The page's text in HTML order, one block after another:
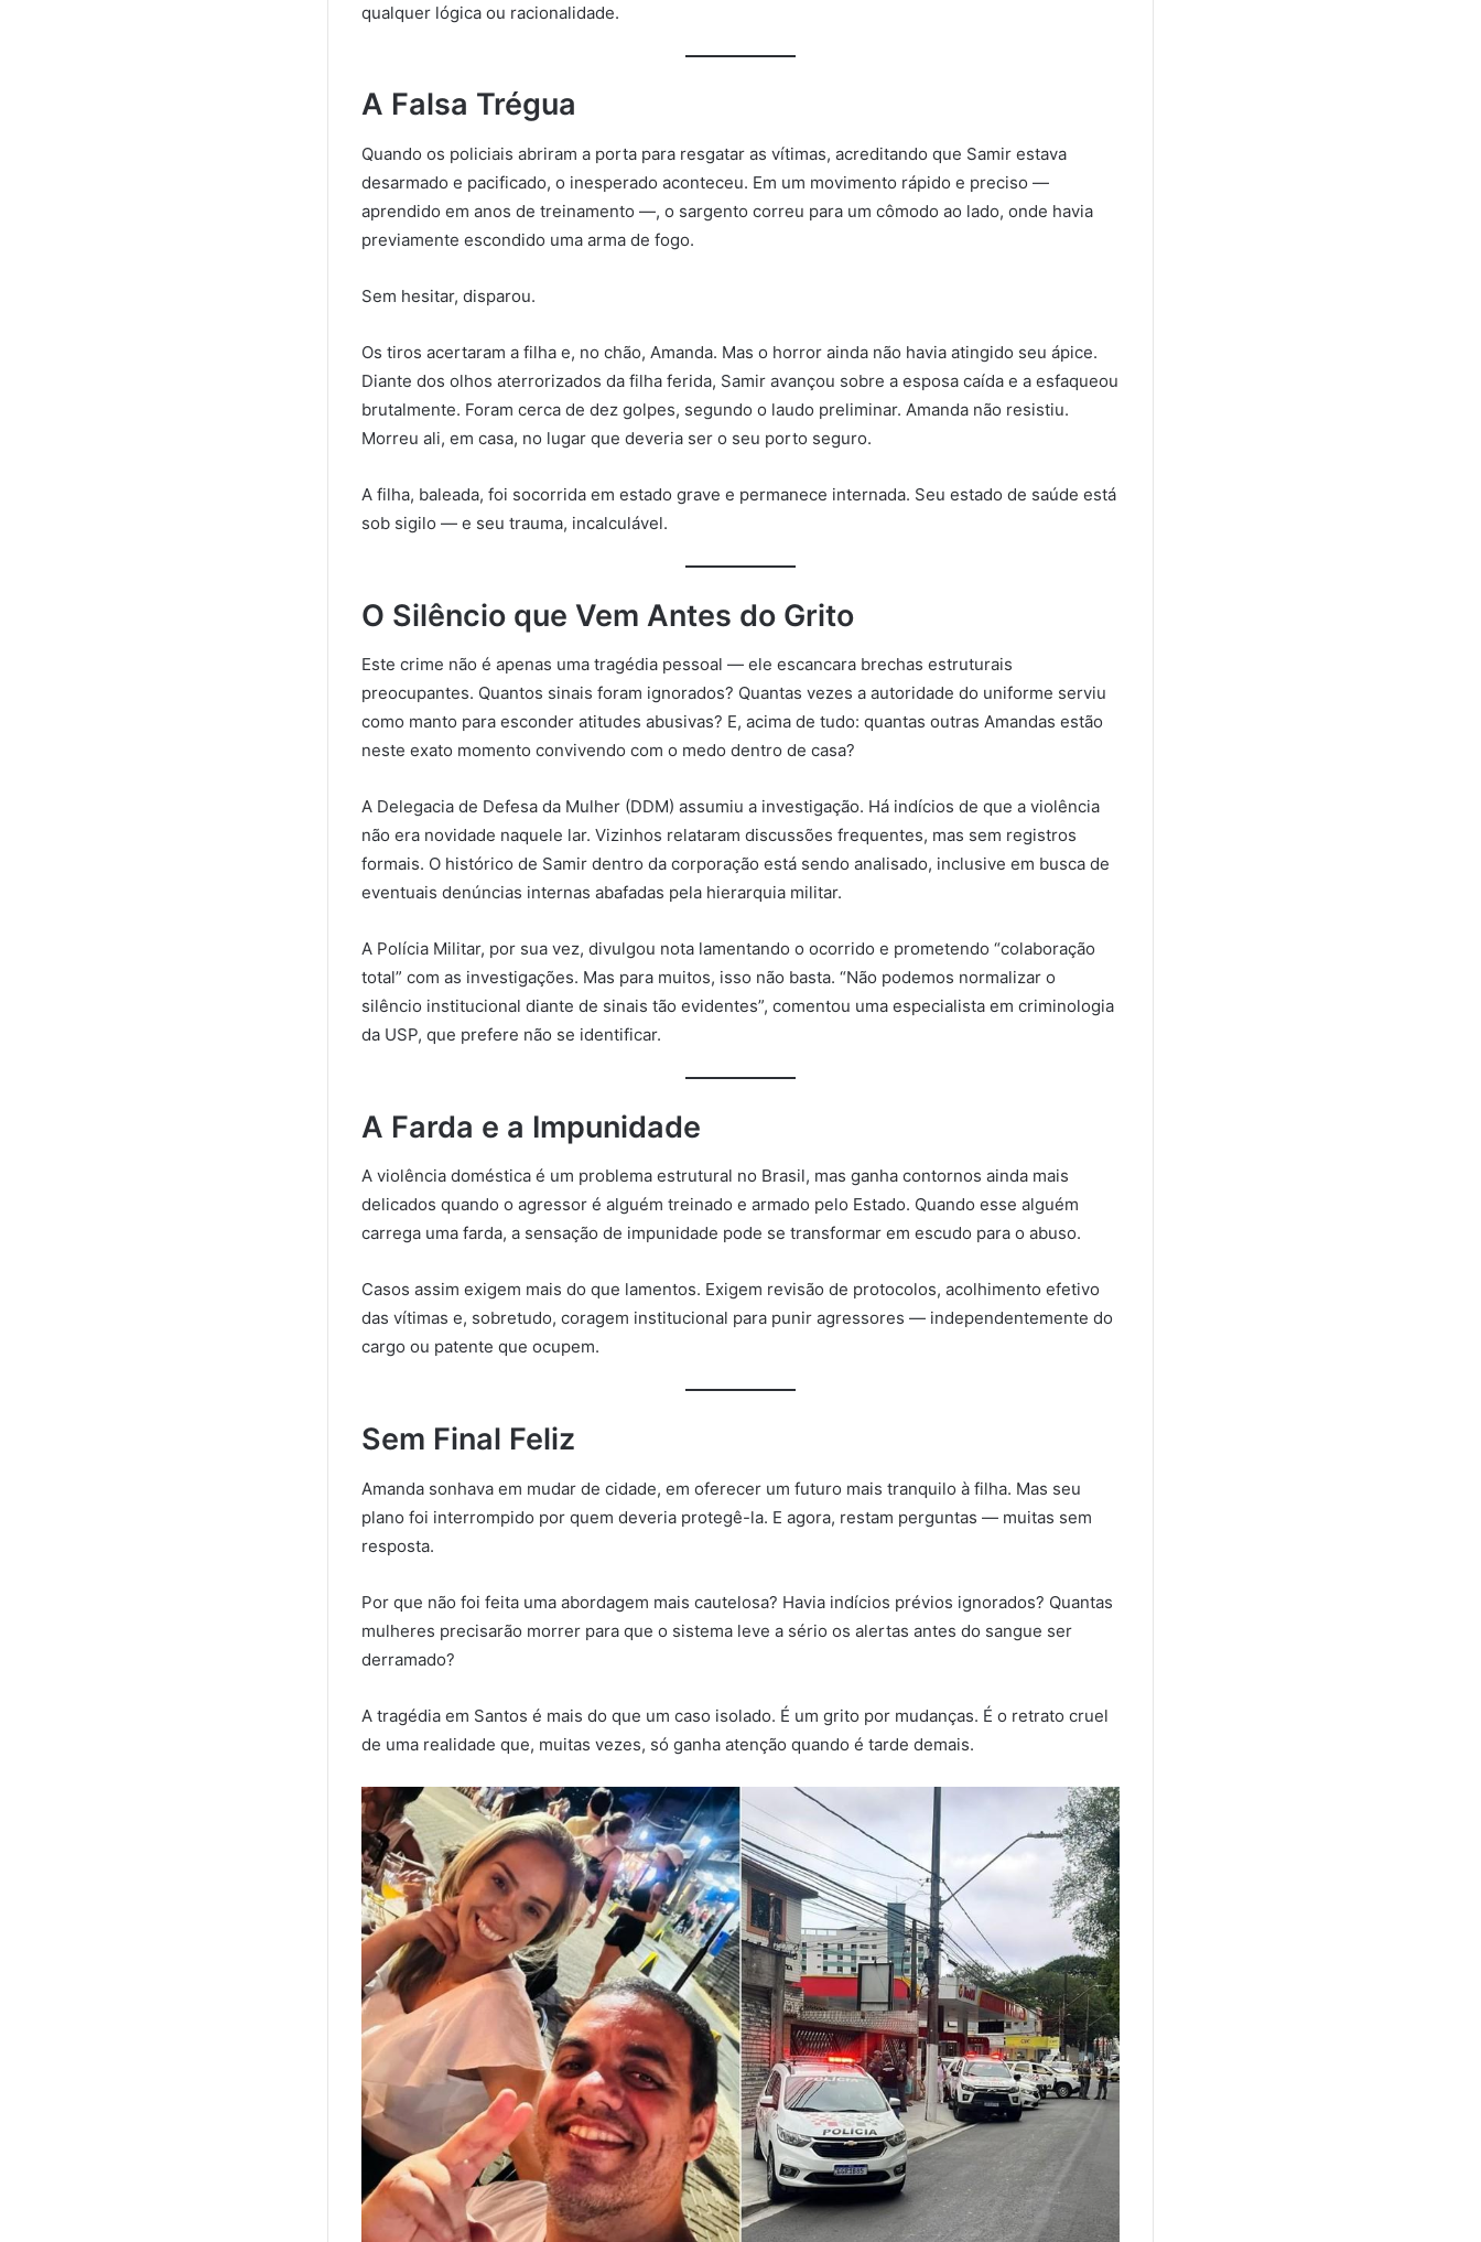
qualquer lógica ou racionalidade.
A Falsa Trégua
Quando os policiais abriram a porta para resgatar as vítimas, acreditando que Samir estava
desarmado e pacificado, o inesperado aconteceu. Em um movimento rápido e preciso —
aprendido em anos de treinamento —, o sargento correu para um cômodo ao lado, onde havia
previamente escondido uma arma de fogo.
Sem hesitar, disparou.
Os tiros acertaram a filha e, no chão, Amanda. Mas o horror ainda não havia atingido seu ápice.
Diante dos olhos aterrorizados da filha ferida, Samir avançou sobre a esposa caída e a esfaqueou
brutalmente. Foram cerca de dez golpes, segundo o laudo preliminar. Amanda não resistiu.
Morreu ali, em casa, no lugar que deveria ser o seu porto seguro.
A filha, baleada, foi socorrida em estado grave e permanece internada. Seu estado de saúde está
sob sigilo — e seu trauma, incalculável.
O Silêncio que Vem Antes do Grito
Este crime não é apenas uma tragédia pessoal — ele escancara brechas estruturais
preocupantes. Quantos sinais foram ignorados? Quantas vezes a autoridade do uniforme serviu
como manto para esconder atitudes abusivas? E, acima de tudo: quantas outras Amandas estão
neste exato momento convivendo com o medo dentro de casa?
A Delegacia de Defesa da Mulher (DDM) assumiu a investigação. Há indícios de que a violência
não era novidade naquele lar. Vizinhos relataram discussões frequentes, mas sem registros
formais. O histórico de Samir dentro da corporação está sendo analisado, inclusive em busca de
eventuais denúncias internas abafadas pela hierarquia militar.
A Polícia Militar, por sua vez, divulgou nota lamentando o ocorrido e prometendo “colaboração
total” com as investigações. Mas para muitos, isso não basta. “Não podemos normalizar o
silêncio institucional diante de sinais tão evidentes”, comentou uma especialista em criminologia
da USP, que prefere não se identificar.
A Farda e a Impunidade
A violência doméstica é um problema estrutural no Brasil, mas ganha contornos ainda mais
delicados quando o agressor é alguém treinado e armado pelo Estado. Quando esse alguém
carrega uma farda, a sensação de impunidade pode se transformar em escudo para o abuso.
Casos assim exigem mais do que lamentos. Exigem revisão de protocolos, acolhimento efetivo
das vítimas e, sobretudo, coragem institucional para punir agressores — independentemente do
cargo ou patente que ocupem.
Sem Final Feliz
Amanda sonhava em mudar de cidade, em oferecer um futuro mais tranquilo à filha. Mas seu
plano foi interrompido por quem deveria protegê-la. E agora, restam perguntas — muitas sem
resposta.
Por que não foi feita uma abordagem mais cautelosa? Havia indícios prévios ignorados? Quantas
mulheres precisarão morrer para que o sistema leve a sério os alertas antes do sangue ser
derramado?
A tragédia em Santos é mais do que um caso isolado. É um grito por mudanças. É o retrato cruel
de uma realidade que, muitas vezes, só ganha atenção quando é tarde demais.